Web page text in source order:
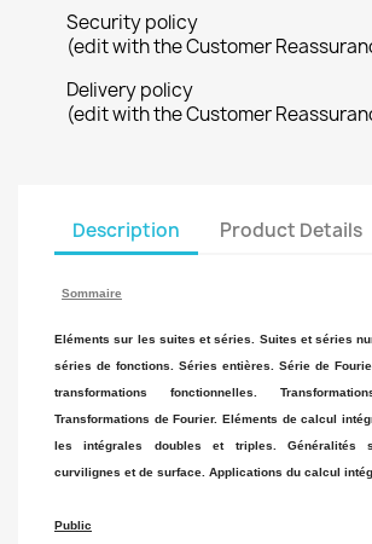
Security policy
(edit with the Customer
Delivery policy
(edit with the Customer
Description Product Details
Sommaire
Eléments sur les suites et séries. Suites et séries
séries de fonctions. Séries entières. Série de
transformations fonctionnelles.
Transformations de Fourier. Eléments de calcul
les intégrales doubles et triples. Généralités
curvilignes et de surface. Applications du calcul
Public